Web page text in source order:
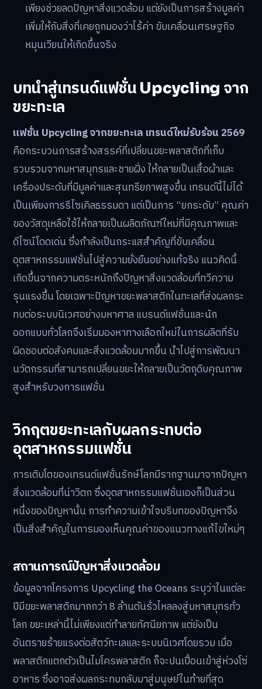
เพียงช่วยลดปัญหาสิ่งแวดล้อม แต่ยังเป็นการสร้างมูลค่า
เพิ่มให้กับสิ่งที่เคยถูกมองว่าไร้ค่า ขับเคลื่อนเศรษฐกิจ
หมุนเวียนให้เกิดขึ้นจริง
บทนำสู่เทรนด์แฟชั่น Upcycling จาก
ขยะทะเล
แฟชั่น Upcycling จากขยะทะเล เทรนด์ใหม่รับร้อน 2569
คือกระบวนการสร้างสรรค์ที่เปลี่ยนขยะพลาสติกที่เก็บ
รวบรวมจากมหาสมุทรและชายฝั่ง ให้กลายเป็นเสื้อผ้าและ
เครื่องประดับที่มีมูลค่าและสุนทรียภาพสูงขึ้น เทรนด์นี้ไม่ได้
เป็นเพียงการรีไซเคิลธรรมดา แต่เป็นการ “ยกระดับ” คุณค่า
ของวัสดุเหลือใช้ให้กลายเป็นผลิตภัณฑ์ใหม่ที่มีคุณภาพและ
ดีไซน์โดดเด่น ซึ่งกำลังเป็นกระแสสำคัญที่ขับเคลื่อน
อุตสาหกรรมแฟชั่นไปสู่ความยั่งยืนอย่างแท้จริง แนวคิดนี้
เกิดขึ้นจากความตระหนักถึงปัญหาสิ่งแวดล้อมที่ทวีความ
รุนแรงขึ้น โดยเฉพาะปัญหาขยะพลาสติกในทะเลที่ส่งผลกระ
ทบต่อระบบนิเวศอย่างมหาศาล แบรนด์แฟชั่นและนัก
ออกแบบทั่วโลกจึงเริ่มมองหาทางเลือกใหม่ในการผลิตที่รับ
ผิดชอบต่อสังคมและสิ่งแวดล้อมมากขึ้น นำไปสู่การพัฒนา
นวัตกรรมที่สามารถเปลี่ยนขยะให้กลายเป็นวัตถุดิบคุณภาพ
สูงสำหรับวงการแฟชั่น
วิกฤตขยะทะเลกับผลกระทบต่อ
อุตสาหกรรมแฟชั่น
การเติบโตของเทรนด์แฟชั่นรักษ์โลกมีรากฐานมาจากปัญหา
สิ่งแวดล้อมที่น่าวิตก ซึ่งอุตสาหกรรมแฟชั่นเองก็เป็นส่วน
หนึ่งของปัญหานั้น การทำความเข้าใจบริบทของปัญหาจึง
เป็นสิ่งสำคัญในการมองเห็นคุณค่าของแนวทางแก้ไขใหม่ๆ
สถานการณ์ปัญหาสิ่งแวดล้อม
ข้อมูลจากโครงการ Upcycling the Oceans ระบุว่าในแต่ละ
ปีมีขยะพลาสติกมากกว่า 8 ล้านตันรั่วไหลลงสู่มหาสมุทรทั่ว
โลก ขยะเหล่านี้ไม่เพียงแต่ทำลายทัศนียภาพ แต่ยังเป็น
อันตรายร้ายแรงต่อสัตว์ทะเลและระบบนิเวศโดยรวม เมื่อ
พลาสติกแตกตัวเป็นไมโครพลาสติก ก็จะปนเปื้อนเข้าสู่ห่วงโซ่
อาหาร ซึ่งอาจส่งผลกระทบกลับมาสู่มนุษย์ในท้ายที่สุด